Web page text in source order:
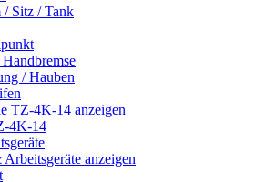
/ Sitz / Tank
/ Hauben
TZ-4K-14 anzeigen
4K-14
anzeigen